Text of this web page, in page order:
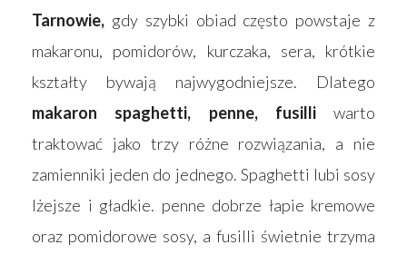
Tarnowie, gdy szybki obiad często powstaje z
makaronu, pomidorów, kurczaka, sera, krótkie
kształty bywają najwygodniejsze. Dlatego
makaron spaghetti, penne, fusilli warto
traktować jako trzy różne rozwiązania, a nie
zamienniki jeden do jednego. Spaghetti lubi sosy
lżejsze i gładkie. penne dobrze łapie kremowe
oraz pomidorowe sosy, a fusilli świetnie trzyma